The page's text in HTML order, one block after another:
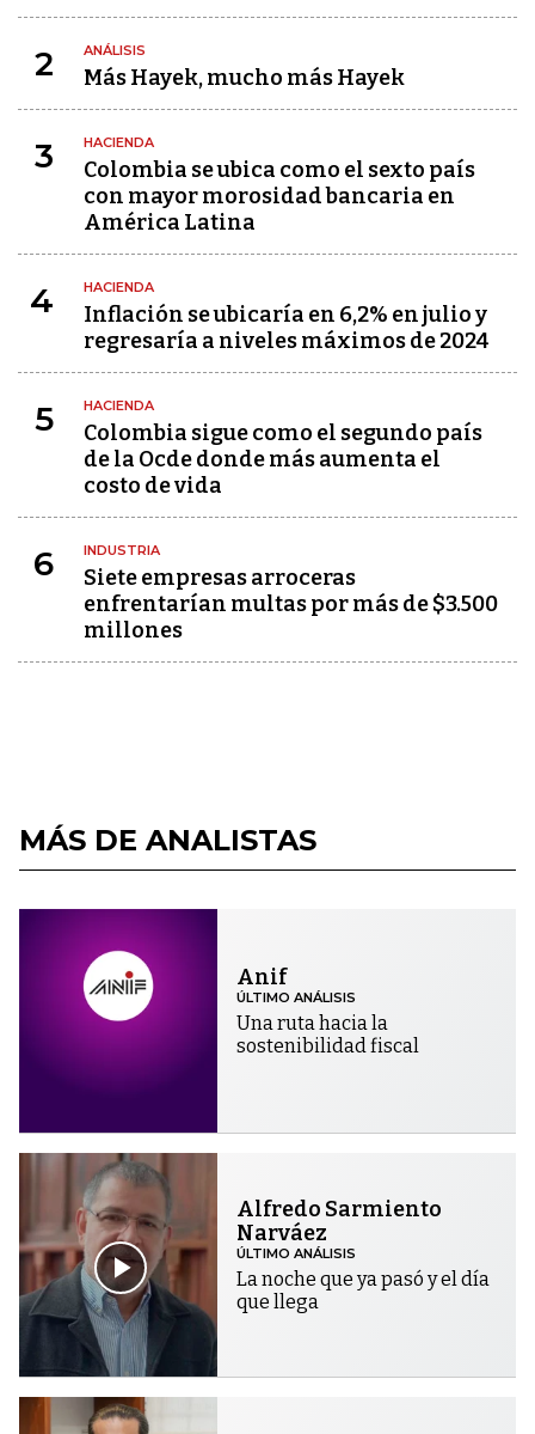
2 ANÁLISIS
Más Hayek, mucho más Hayek
3 HACIENDA
Colombia se ubica como el sexto país
con mayor morosidad bancaria en
América Latina
4 HACIENDA
Inflación se ubicaría en 6,2% en julio y
regresaría a niveles máximos de 2024
5 HACIENDA
Colombia sigue como el segundo país
de la Ocde donde más aumenta el
costo de vida
6 INDUSTRIA
Siete empresas arroceras
enfrentarían multas por más de $3.500
millones
MÁS DE ANALISTAS
Anif
ÚLTIMO ANÁLISIS
Una ruta hacia la
sostenibilidad fiscal
Alfredo Sarmiento
Narváez
ÚLTIMO ANÁLISIS
La noche que ya pasó y el día
que llega